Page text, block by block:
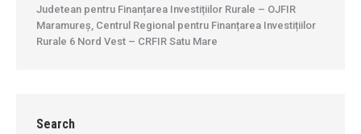
Judetean pentru Finanțarea Investițiilor Rurale – OJFIR
Maramureș, Centrul Regional pentru Finanțarea Investițiilor
Rurale 6 Nord Vest – CRFIR Satu Mare
Search